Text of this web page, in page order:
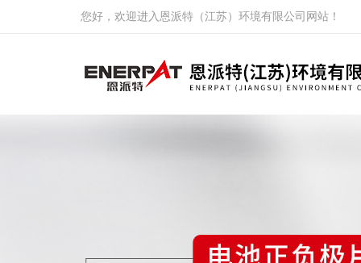
您好，欢迎进入恩派特（江苏）环境有限公司网站！